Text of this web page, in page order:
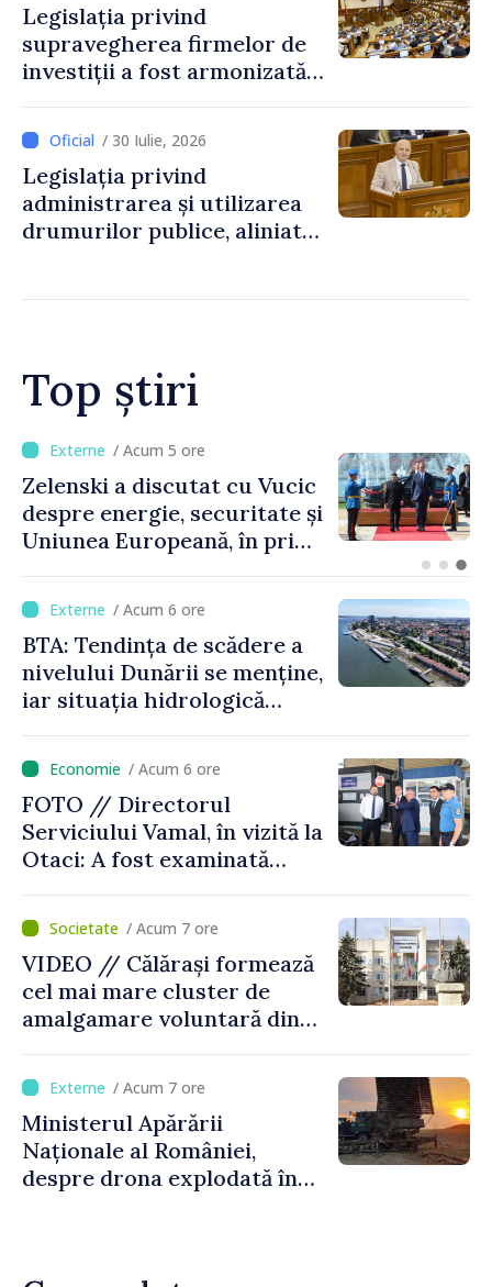
Legislația privind
supravegherea firmelor de
investiții a fost armonizată
/ 30 Iulie, 2026
Legislația privind
administrarea și utilizarea
drumurilor publice, aliniată
Top știri
/ Acum 57 minute
Bulgaria: Ambasadoarea
Ucrainei, convocată la
Ministerul de Externe în
/ Acum 6 ore
BTA: Tendința de scădere a
nivelului Dunării se menține,
iar situația hidrologică
/ Acum 6 ore
FOTO // Directorul
Serviciului Vamal, în vizită la
Otaci: A fost examinată
control vamal cu un scanner
performant/ Acum 7 ore
VIDEO // Călărași formează
cel mai mare cluster de
amalgamare voluntară din
orășenesc a aprobat decizia
finală
/ Acum 7 ore
Ministerul Apărării
Naționale al României,
despre drona explodată în